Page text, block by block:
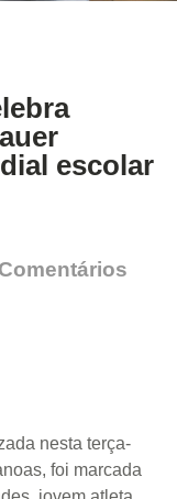
escolar
nesta terça-
foi marcada